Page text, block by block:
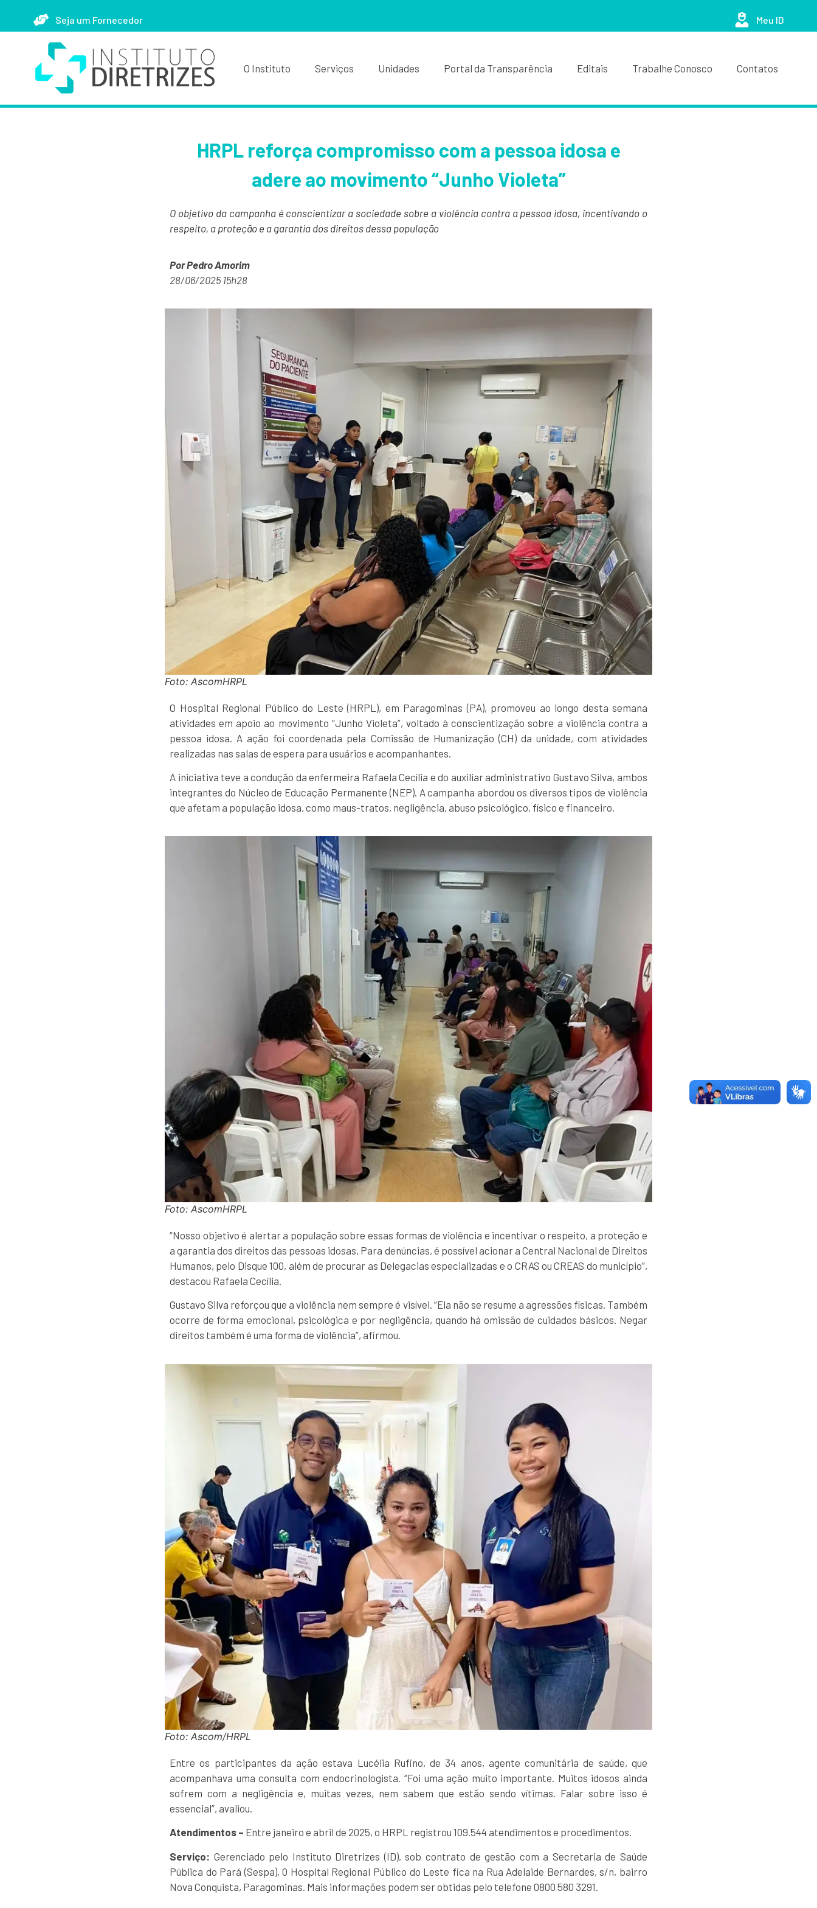
Seja um Fornecedor Meu ID
O Instituto Serviços Unidades Portal da Transparência Editais Trabalhe Conosco Contatos
HRPL reforça compromisso com a pessoa idosa e
adere ao movimento “Junho Violeta”
O objetivo da campanha é conscientizar a sociedade sobre a violência contra a pessoa idosa, incentivando o
respeito, a proteção e a garantia dos direitos dessa população
Por Pedro Amorim
28/06/2025 15h28
Foto: AscomHRPL
O Hospital Regional Público do Leste (HRPL), em Paragominas (PA), promoveu ao longo desta semana
atividades em apoio ao movimento “Junho Violeta”, voltado à conscientização sobre a violência contra a
pessoa idosa. A ação foi coordenada pela Comissão de Humanização (CH) da unidade, com atividades
realizadas nas salas de espera para usuários e acompanhantes.
A iniciativa teve a condução da enfermeira Rafaela Cecília e do auxiliar administrativo Gustavo Silva, ambos
integrantes do Núcleo de Educação Permanente (NEP). A campanha abordou os diversos tipos de violência
que afetam a população idosa, como maus-tratos, negligência, abuso psicológico, físico e financeiro.
Foto: AscomHRPL
“Nosso objetivo é alertar a população sobre essas formas de violência e incentivar o respeito, a proteção e
a garantia dos direitos das pessoas idosas. Para denúncias, é possível acionar a Central Nacional de Direitos
Humanos, pelo Disque 100, além de procurar as Delegacias especializadas e o CRAS ou CREAS do município”,
destacou Rafaela Cecília.
Gustavo Silva reforçou que a violência nem sempre é visível. “Ela não se resume a agressões físicas. Também
ocorre de forma emocional, psicológica e por negligência, quando há omissão de cuidados básicos. Negar
direitos também é uma forma de violência”, afirmou.
Foto: Ascom/HRPL
Entre os participantes da ação estava Lucélia Rufino, de 34 anos, agente comunitária de saúde, que
acompanhava uma consulta com endocrinologista. “Foi uma ação muito importante. Muitos idosos ainda
sofrem com a negligência e, muitas vezes, nem sabem que estão sendo vítimas. Falar sobre isso é
essencial”, avaliou.
Atendimentos – Entre janeiro e abril de 2025, o HRPL registrou 109.544 atendimentos e procedimentos.
Serviço: Gerenciado pelo Instituto Diretrizes (ID), sob contrato de gestão com a Secretaria de Saúde
Pública do Pará (Sespa), 0 Hospital Regional Público do Leste fica na Rua Adelaide Bernardes, s/n, bairro
Nova Conquista, Paragominas. Mais informações podem ser obtidas pelo telefone 0800 580 3291.